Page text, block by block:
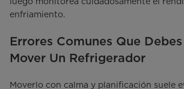
enfriamiento.
Errores Comunes Que
Mover Un Refrigerador
Moverlo con calma y planificación suele